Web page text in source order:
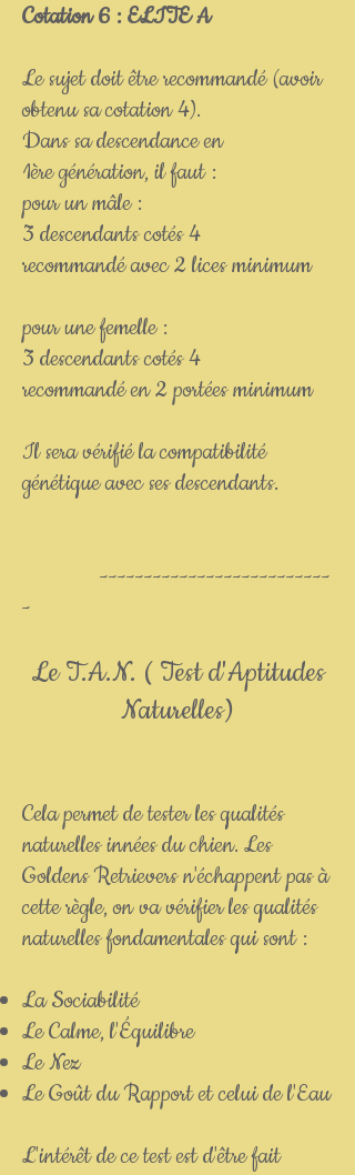
Cotation 6 : ELITE A
Le sujet doit être recommandé (avoir
obtenu sa cotation 4).
Dans sa descendance en
1ère génération, il faut :
pour un mâle :
3 descendants cotés 4
recommandé avec 2 lices minimum
pour une femelle :
3 descendants cotés 4
recommandé en 2 portées minimum
Il sera vérifié la compatibilité
génétique avec ses descendants.
--------------------------
-
Le T.A.N. ( Test d'Aptitudes
Naturelles)
Cela permet de tester les qualités
naturelles innées du chien. Les
Goldens Retrievers n'échappent pas à
cette règle, on va vérifier les qualités
naturelles fondamentales qui sont :
La Sociabilité
Le Calme, l'Équilibre
Le Nez
Le Goût du Rapport et celui de l'Eau
L'intérêt de ce test est d'être fait